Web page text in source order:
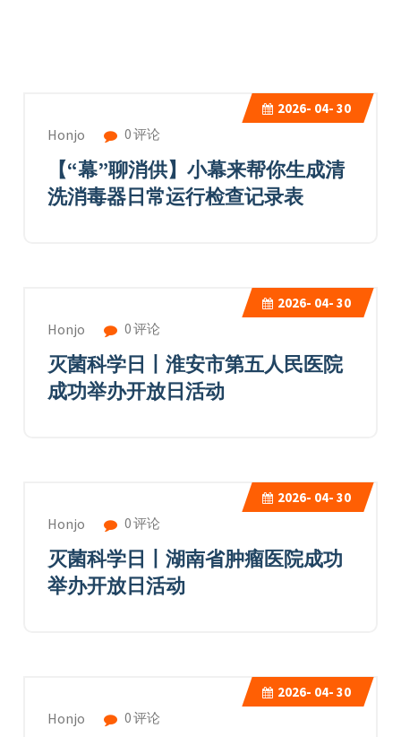
2026- 04- 30
Honjo 0 评论
【“幕”聊消供】小幕来帮你生成清
洗消毒器日常运行检查记录表
2026- 04- 30
Honjo 0 评论
灭菌科学日丨淮安市第五人民医院
成功举办开放日活动
2026- 04- 30
Honjo 0 评论
灭菌科学日丨湖南省肿瘤医院成功
举办开放日活动
2026- 04- 30
Honjo 0 评论